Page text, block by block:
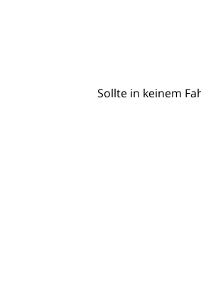
Sollte in keinem